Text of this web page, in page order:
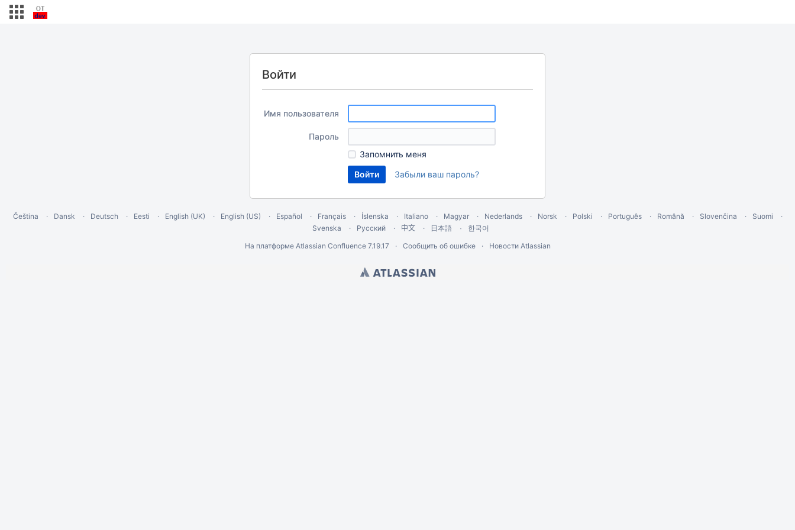
Войти
Имя пользователя
Пароль
Запомнить меня
Забыли ваш пароль?
Čeština Dansk Deutsch Eesti English (UK) English (US) Español Français Íslenska Italiano Magyar Nederlands Norsk Polski Português Română Slovenčina
Suomi
Svenska
Русский 中文 日本語
한국어
На платформе Atlassian Confluence 7.19.17 Сообщить об ошибке Новости Atlassian